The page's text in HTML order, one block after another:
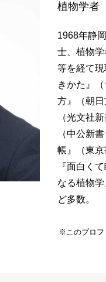
植物学者
1968年静
士、植物
等を経て
きかた』
方』（朝日
（光文社
（中公新
帳』（東京
『面白く
なる植物
ど多数。
※このプロフ